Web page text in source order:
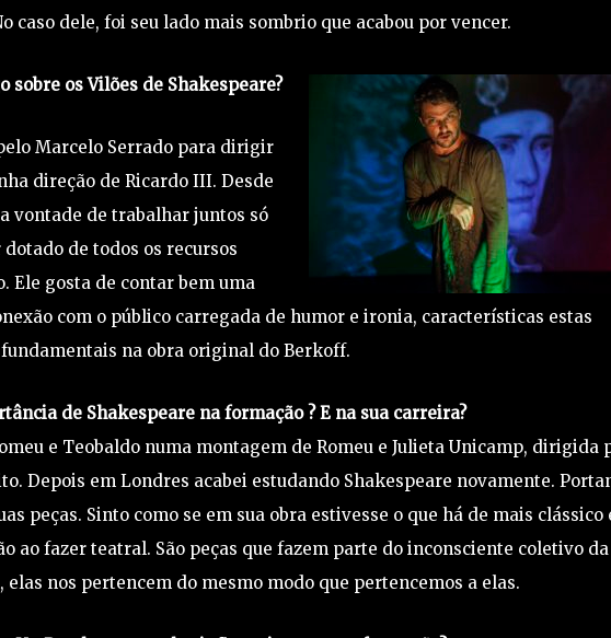
caso dele, foi seu lado mais sombrio que acabou por vencer.
sobre os Vilões de Shakespeare?
Marcelo Serrado para dirigir
direção de Ricardo III. Desde
vontade de trabalhar juntos só
de todos os recursos
Ele gosta de contar bem uma
com o público carregada de humor e ironia, características estas
fundamentais na obra original do Berkoff.
de Shakespeare na formação ? E na sua carreira?
e Teobaldo numa montagem de Romeu e Julieta Unicamp, dirigida
Depois em Londres acabei estudando Shakespeare novamente.
peças. Sinto como se em sua obra estivesse o que há de mais clássico
ao fazer teatral. São peças que fazem parte do inconsciente coletivo da
nos pertencem do mesmo modo que pertencemos a elas.